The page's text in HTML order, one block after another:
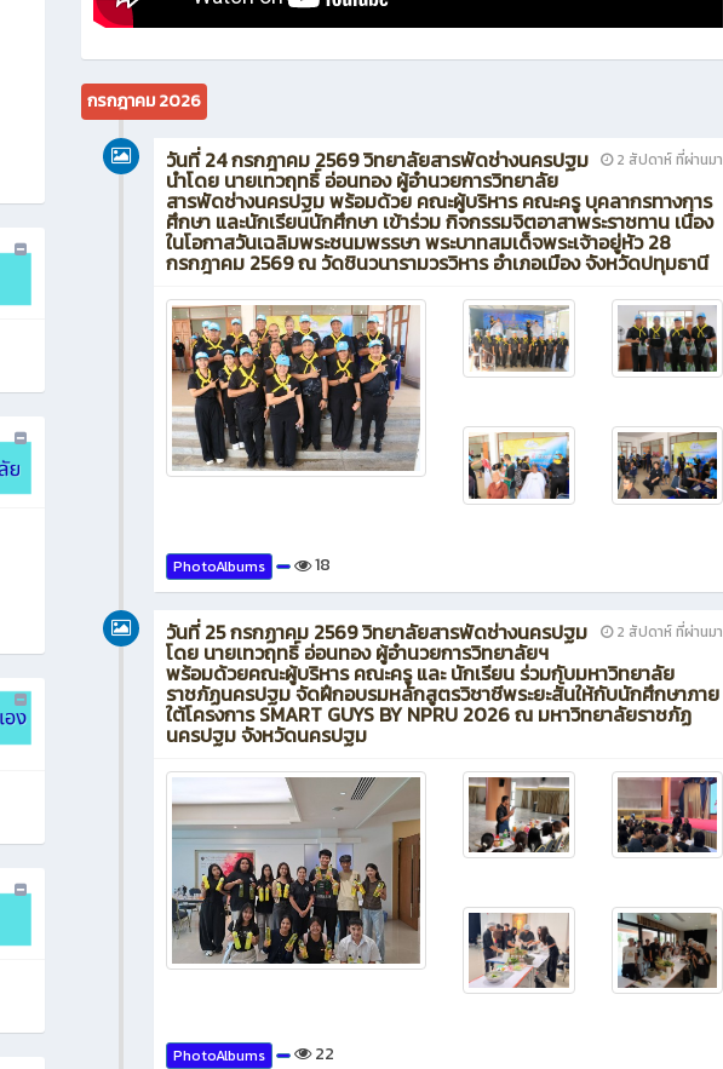
กรกฎาคม 2026
2 สัปดาห์ ที่ผ่านมา
วันที่ 24 กรกฎาคม 2569 วิทยาลัยสารพัดช่างนครปฐม
นำโดย นายเทวฤทธิ์ อ่อนทอง ผู้อำนวยการวิทยาลัย
สารพัดช่างนครปฐม พร้อมด้วย คณะผู้บริหาร คณะครู บุคลากรทางการ
ศึกษา และนักเรียนนักศึกษา เข้าร่วม กิจกรรมจิตอาสาพระราชทาน เนื่อง
ในโอกาสวันเฉลิมพระชนมพรรษา พระบาทสมเด็จพระเจ้าอยู่หัว 28
กรกฎาคม 2569 ณ วัดชินวนารามวรวิหาร อำเภอเมือง จังหวัดปทุมธานี
PhotoAlbums 18
2 สัปดาห์ ที่ผ่านมา
วันที่ 25 กรกฏาคม 2569 วิทยาลัยสารพัดช่างนครปฐม
โดย นายเทวฤทธิ์ อ่อนทอง ผู้อำนวยการวิทยาลัยฯ
พร้อมด้วยคณะผู้บริหาร คณะครู และ นักเรียน ร่วมกับมหาวิทยาลัย
ราชภัฏนครปฐม จัดฝึกอบรมหลักสูตรวิชาชีพระยะสั้นให้กับนักศึกษาภาย
ใต้โครงการ SMART GUYS BY NPRU 2026 ณ มหาวิทยาลัยราชภัฏ
นครปฐม จังหวัดนครปฐม
PhotoAlbums 22